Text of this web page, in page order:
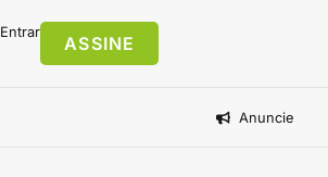
Entrar
ASSINE
Anuncie